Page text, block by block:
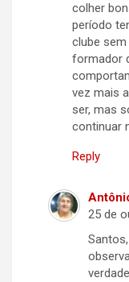
colher
período
clube
formador
vez mais
ser, mas
continuar
Reply
25 de